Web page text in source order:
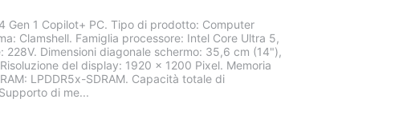
Gen 1 Copilot+ PC. Tipo di prodotto: Computer
Clamshell. Famiglia processore: Intel Core Ultra 5,
228V. Dimensioni diagonale schermo: 35,6 cm (14"),
del display: 1920 x 1200 Pixel. Memoria
LPDDR5x-SDRAM. Capacità totale di
di me...